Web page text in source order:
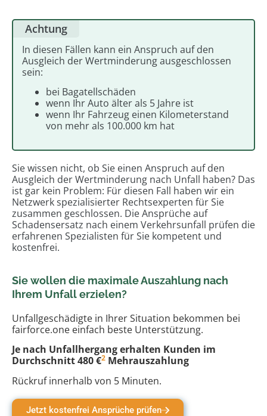
Achtung
In diesen Fällen kann ein Anspruch auf den
Ausgleich der Wertminderung ausgeschlossen
sein:
bei Bagatellschäden
wenn Ihr Auto älter als 5 Jahre ist
wenn Ihr Fahrzeug einen Kilometerstand
von mehr als 100.000 km hat
Sie wissen nicht, ob Sie einen Anspruch auf den
Ausgleich der Wertminderung nach Unfall haben? Das
ist gar kein Problem: Für diesen Fall haben wir ein
Netzwerk spezialisierter Rechtsexperten für Sie
zusammen geschlossen. Die Ansprüche auf
Schadensersatz nach einem Verkehrsunfall prüfen die
erfahrenen Spezialisten für Sie kompetent und
kostenfrei.
Sie wollen die maximale Auszahlung nach
Ihrem Unfall erzielen?
Unfallgeschädigte in Ihrer Situation bekommen bei
fairforce.one einfach beste Unterstützung.
Je nach Unfallhergang erhalten Kunden im
Durchschnitt 480 €2 Mehrauszahlung
Rückruf innerhalb von 5 Minuten.
Jetzt kostenfrei Ansprüche prüfen